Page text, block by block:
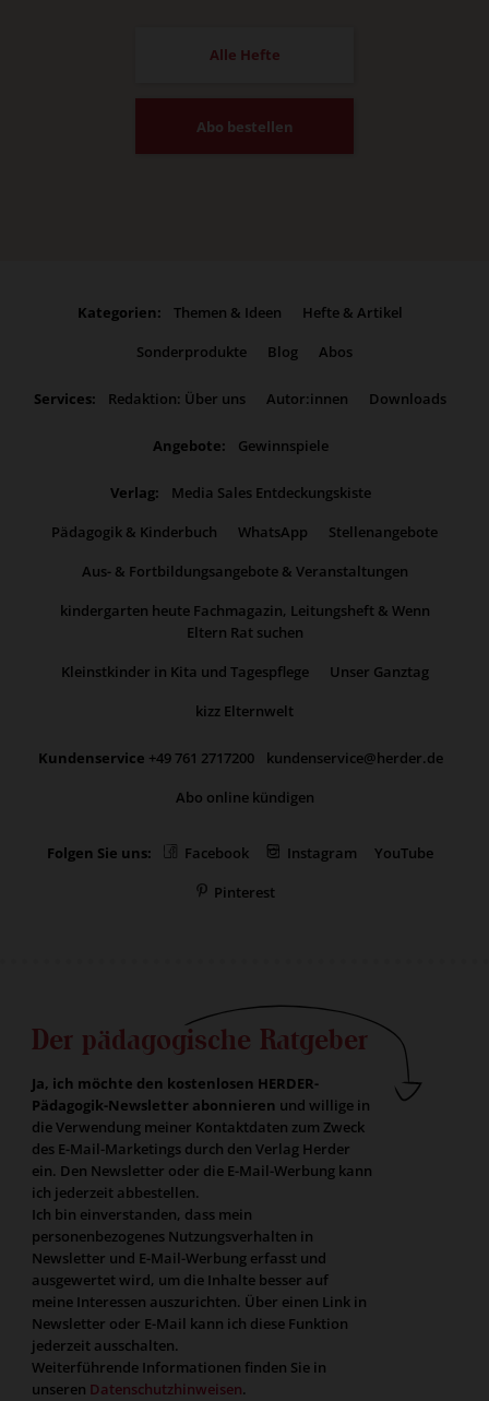
Alle Hefte
Abo bestellen
Kategorien: Themen & Ideen
Hefte & Artikel
Sonderprodukte
Blog Abos
Services: Redaktion: Über uns Autor:innen Downloads
Angebote: Gewinnspiele
Verlag:
Media Sales Entdeckungskiste
Pädagogik & Kinderbuch
WhatsApp
Stellenangebote
Aus- & Fortbildungsangebote & Veranstaltungen
kindergarten heute Fachmagazin, Leitungsheft & Wenn
Eltern Rat suchen
Kleinstkinder in Kita und Tagespflege
Unser Ganztag
kizz Elternwelt
Kundenservice +49 761 2717200
kundenservice@herder.de
Abo online kündigen
Folgen Sie uns: Facebook Instagram
YouTube
Pinterest
Der pädagogische Ratgeber
Ja, ich möchte den kostenlosen HERDER-
Pädagogik-Newsletter abonnieren und willige in
die Verwendung meiner Kontaktdaten zum Zweck
des E-Mail-Marketings durch den Verlag Herder
ein. Den Newsletter oder die E-Mail-Werbung kann
ich jederzeit abbestellen.
Ich bin einverstanden, dass mein
personenbezogenes Nutzungsverhalten in
Newsletter und E-Mail-Werbung erfasst und
ausgewertet wird, um die Inhalte besser auf
meine Interessen auszurichten. Über einen Link in
Newsletter oder E-Mail kann ich diese Funktion
jederzeit ausschalten.
Weiterführende Informationen finden Sie in
unseren Datenschutzhinweisen.